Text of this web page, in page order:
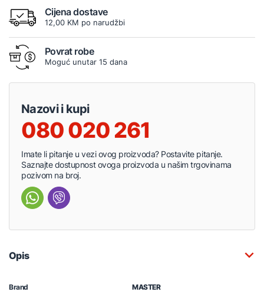
Cijena dostave
12,00 KM po narudžbi
Povrat robe
Moguć unutar 15 dana
Nazovi i kupi
080 020 261
Imate li pitanje u vezi ovog proizvoda? Postavite pitanje.
Saznajte dostupnost ovoga proizvoda u našim trgovinama
pozivom na broj.
Opis
Brand
MASTER